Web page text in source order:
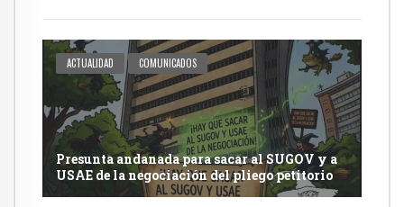
ACTUALIDAD COMUNICADOS
Presunta andanada para sacar al SUGOV y a
USAE de la negociación del pliego petitorio